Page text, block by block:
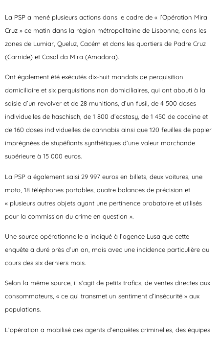
La PSP a mené plusieurs actions dans le cadre de « l’Opération Mira
Cruz » ce matin dans la région métropolitaine de Lisbonne, dans les
zones de Lumiar, Queluz, Cacém et dans les quartiers de Padre Cruz
(Carnide) et Casal da Mira (Amadora).
Ont également été exécutés dix-huit mandats de perquisition
domiciliaire et six perquisitions non domiciliaires, qui ont abouti à la
saisie d’un revolver et de 28 munitions, d’un fusil, de 4 500 doses
individuelles de haschisch, de 1 800 d’ecstasy, de 1 450 de cocaïne et
de 160 doses individuelles de cannabis ainsi que 120 feuilles de papier
imprégnées de stupéfiants synthétiques d’une valeur marchande
supérieure à 15 000 euros.
La PSP a également saisi 29 997 euros en billets, deux voitures, une
moto, 18 téléphones portables, quatre balances de précision et
« plusieurs autres objets ayant une pertinence probatoire et utilisés
pour la commission du crime en question ».
Une source opérationnelle a indiqué à l’agence Lusa que cette
enquête a duré près d’un an, mais avec une incidence particulière au
cours des six derniers mois.
Selon la même source, il s’agit de petits trafics, de ventes directes aux
consommateurs, « ce qui transmet un sentiment d’insécurité » aux
populations.
L’opération a mobilisé des agents d’enquêtes criminelles, des équipes